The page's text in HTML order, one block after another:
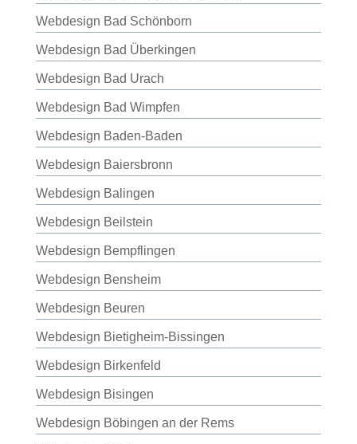
Webdesign Bad Schönborn
Webdesign Bad Überkingen
Webdesign Bad Urach
Webdesign Bad Wimpfen
Webdesign Baden-Baden
Webdesign Baiersbronn
Webdesign Balingen
Webdesign Beilstein
Webdesign Bempflingen
Webdesign Bensheim
Webdesign Beuren
Webdesign Bietigheim-Bissingen
Webdesign Birkenfeld
Webdesign Bisingen
Webdesign Böbingen an der Rems